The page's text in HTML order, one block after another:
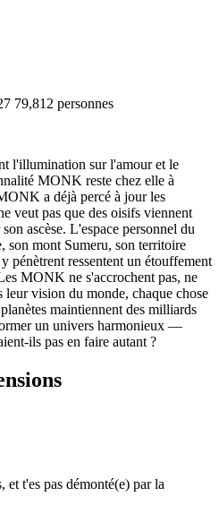
79,812 personnes
l'illumination sur l'amour et le
MONK reste chez elle à
a déjà percé à jour les
veut pas que des oisifs viennent
ascèse. L'espace personnel du
son mont Sumeru, son territoire
ressentent un étouffement
MONK ne s'accrochent pas, ne
leur vision du monde, chaque chose
maintiennent des milliards
un univers harmonieux —
ils pas en faire autant ?
et t'es pas démonté(e) par la